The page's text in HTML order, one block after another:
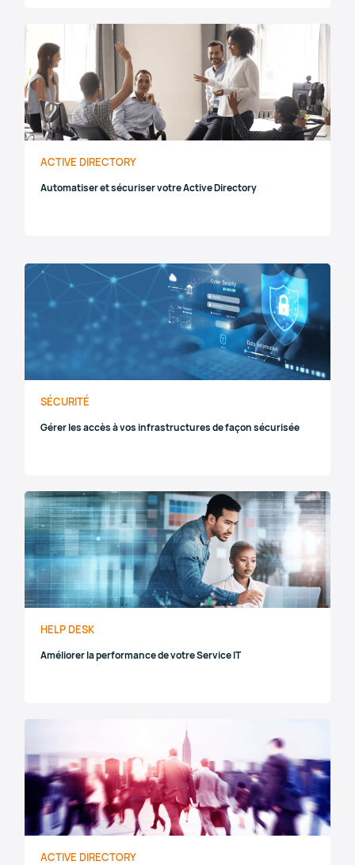
ACTIVE DIRECTORY
Automatiser et sécuriser votre Active Directory
SÉCURITÉ
Gérer les accès à vos infrastructures de façon sécurisée
HELP DESK
Améliorer la performance de votre Service IT
ACTIVE DIRECTORY